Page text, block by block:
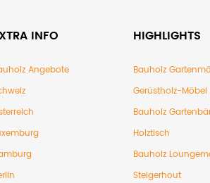
INFO
Angebote
HIGHLIGHTS
Bauholz
Gerüstholz-Möbel
Bauholz
Holztisch
Bauholz
Steigerhout